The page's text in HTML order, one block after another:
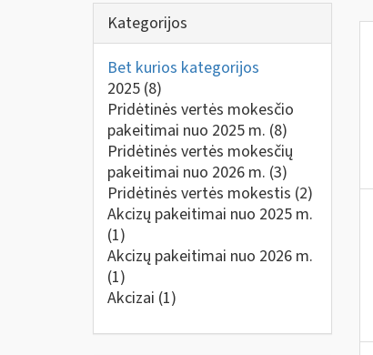
Kategorijos
Bet kurios kategorijos
2025 (8)
Pridėtinės vertės mokesčio
pakeitimai nuo 2025 m. (8)
Pridėtinės vertės mokesčių
pakeitimai nuo 2026 m. (3)
Pridėtinės vertės mokestis (2)
Akcizų pakeitimai nuo 2025 m.
(1)
Akcizų pakeitimai nuo 2026 m.
(1)
Akcizai (1)